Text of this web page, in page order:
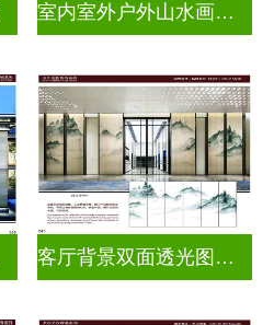
室内室外户外山水画玻璃
客厅背景双面透光图案水墨画玻璃